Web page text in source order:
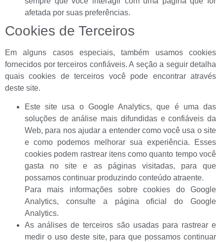
afetada por suas preferências.
Cookies de Terceiros
Em alguns casos especiais, também usamos cookies
fornecidos por terceiros confiáveis. A seção a seguir detalha
quais cookies de terceiros você pode encontrar através
deste site.
Este site usa o Google Analytics, que é uma das
soluções de análise mais difundidas e confiáveis ​​da
Web, para nos ajudar a entender como você usa o site
e como podemos melhorar sua experiência. Esses
cookies podem rastrear itens como quanto tempo você
gasta no site e as páginas visitadas, para que
possamos continuar produzindo conteúdo atraente.
Para mais informações sobre cookies do Google
Analytics, consulte a página oficial do Google
Analytics.
As análises de terceiros são usadas para rastrear e
medir o uso deste site, para que possamos continuar